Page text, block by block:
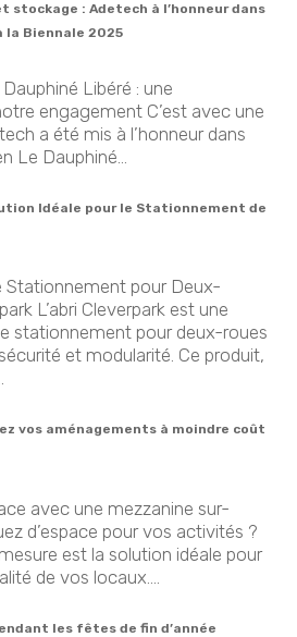
: Adetech à l’honneur dans
la Biennale 2025
Libéré : une
engagement C’est avec une
a été mis à l’honneur dans
Le Dauphiné...
Idéale pour le Stationnement de
Stationnement pour Deux-
L’abri Cleverpark est une
stationnement pour deux-roues
et modularité. Ce produit,
vos aménagements à moindre coût
avec une mezzanine sur-
d’espace pour vos activités ?
est la solution idéale pour
de vos locaux....
les fêtes de fin d’année